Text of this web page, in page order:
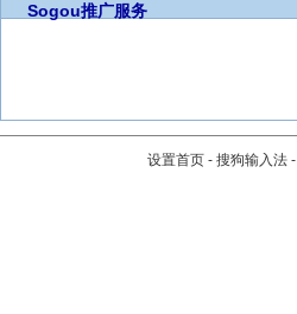
Sogou推广服务
设置首页 - 搜狗输入法 -